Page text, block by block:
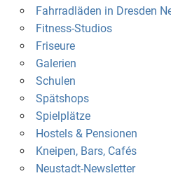
Fahrradläden in Dresden
Fitness-Studios
Friseure
Galerien
Schulen
Spätshops
Spielplätze
Hostels & Pensionen
Kneipen, Bars, Cafés
Neustadt-Newsletter